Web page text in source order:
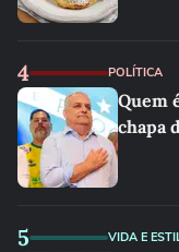
4 POLÍTICA
Quem
chapa
5 VIDA E